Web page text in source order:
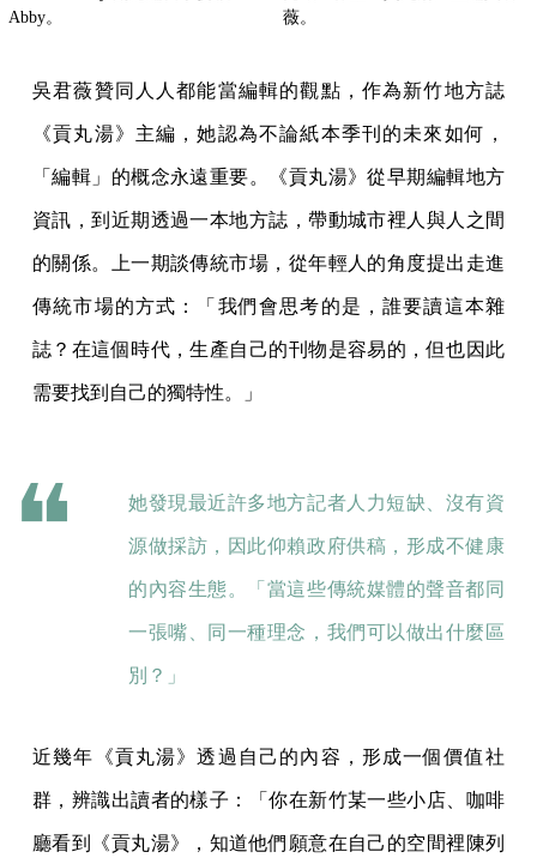
Abby。
薇。
吳君薇贊同人人都能當編輯的觀點，作為新竹地方誌
《貢丸湯》主編，她認為不論紙本季刊的未來如何，
「編輯」的概念永遠重要。《貢丸湯》從早期編輯地方
資訊，到近期透過一本地方誌，帶動城市裡人與人之間
的關係。上一期談傳統市場，從年輕人的角度提出走進
傳統市場的方式：「我們會思考的是，誰要讀這本雜
誌？在這個時代，生產自己的刊物是容易的，但也因此
需要找到自己的獨特性。」
她發現最近許多地方記者人力短缺、沒有資
源做採訪，因此仰賴政府供稿，形成不健康
的內容生態。「當這些傳統媒體的聲音都同
一張嘴、同一種理念，我們可以做出什麼區
別？」
近幾年《貢丸湯》透過自己的內容，形成一個價值社
群，辨識出讀者的樣子：「你在新竹某一些小店、咖啡
廳看到《貢丸湯》，知道他們願意在自己的空間裡陳列